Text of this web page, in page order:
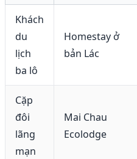
Khách
du
lịch
ba lô
Homestay ở
bản Lác
Cặp
đôi
lãng
mạn
Mai Chau
Ecolodge